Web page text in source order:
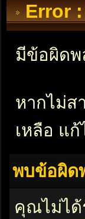
Error :
มีข้อผิดพ
หากไม่ส
เหลือ แ
พบข้อผิด
คุณไม่ได้